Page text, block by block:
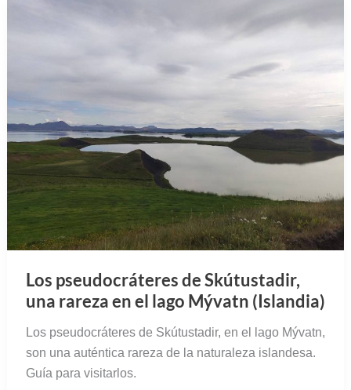
Los pseudocráteres de Skútustadir,
una rareza en el lago Mývatn (Islandia)
Los pseudocráteres de Skútustadir, en el lago Mývatn,
son una auténtica rareza de la naturaleza islandesa.
Guía para visitarlos.